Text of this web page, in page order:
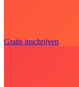
Gratis inschrijven